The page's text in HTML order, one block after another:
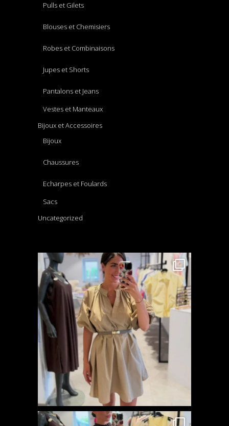
Pulls et Gilets
Blouses et Chemisiers
Robes et Combinaisons
Jupes et Shorts
Pantalons et Jeans
Vestes et Manteaux
Bijoux et Accessoires
Bijoux
Chaussures
Echarpes et Foulards
Sacs
Uncategorized